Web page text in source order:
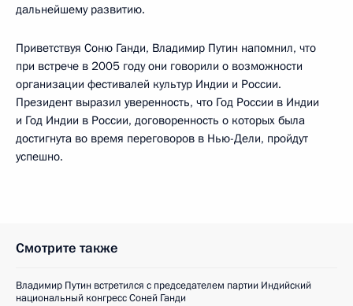
дальнейшему развитию.
Приветствуя Соню Ганди, Владимир Путин напомнил, что
при встрече в 2005 году они говорили о возможности
организации фестивалей культур Индии и России.
Президент выразил уверенность, что Год России в Индии
и Год Индии в России, договоренность о которых была
достигнута во время переговоров в Нью-Дели, пройдут
успешно.
Смотрите также
Владимир Путин встретился с председателем партии Индийский
национальный конгресс Соней Ганди